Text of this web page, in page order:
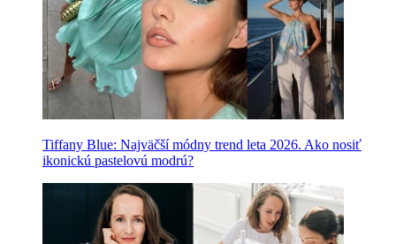
Tiffany Blue: Najväčší módny trend leta 2026. Ako nosiť
ikonickú pastelovú modrú?